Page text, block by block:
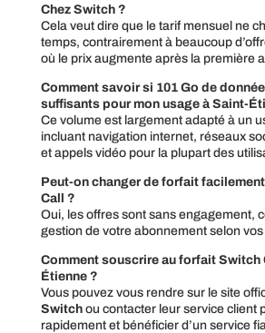
Chez Switch?
Cela veut dire que le tarif mensuel ne
temps, contrairement à beaucoup
où le prix augmente après la première
Comment savoir si 101 Go de
suffisants pour mon usage à Saint-
Ce volume est largement adapté à un
incluant navigation internet, réseaux
et appels vidéo pour la plupart des
Peut-on changer de forfait
Call ?
Oui, les offres sont sans engagement,
gestion de votre abonnement selon
Comment souscrire au forfait Switch
Étienne ?
Vous pouvez vous rendre sur le site
Switchou contacter leur service client
rapidement et bénéficier d’un service